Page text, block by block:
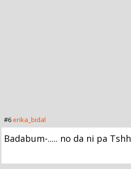
#6erika_bidal
Badabum-..... no da ni pa Tshh